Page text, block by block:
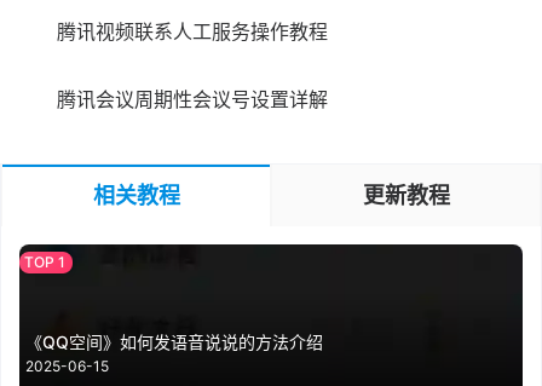
腾讯视频联系人工服务操作教程
腾讯会议周期性会议号设置详解
相关教程 更新教程
《QQ空间》如何发语音说说的方法介绍
2025-06-15